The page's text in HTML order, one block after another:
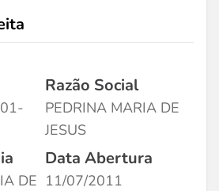
Razão Social
PEDRINA MARIA DE
JESUS
DE
Data Abertura
11/07/2011